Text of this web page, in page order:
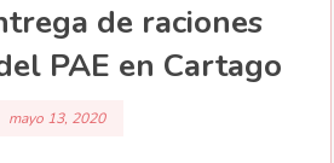
de raciones
PAE en Cartago
mayo 13, 2020